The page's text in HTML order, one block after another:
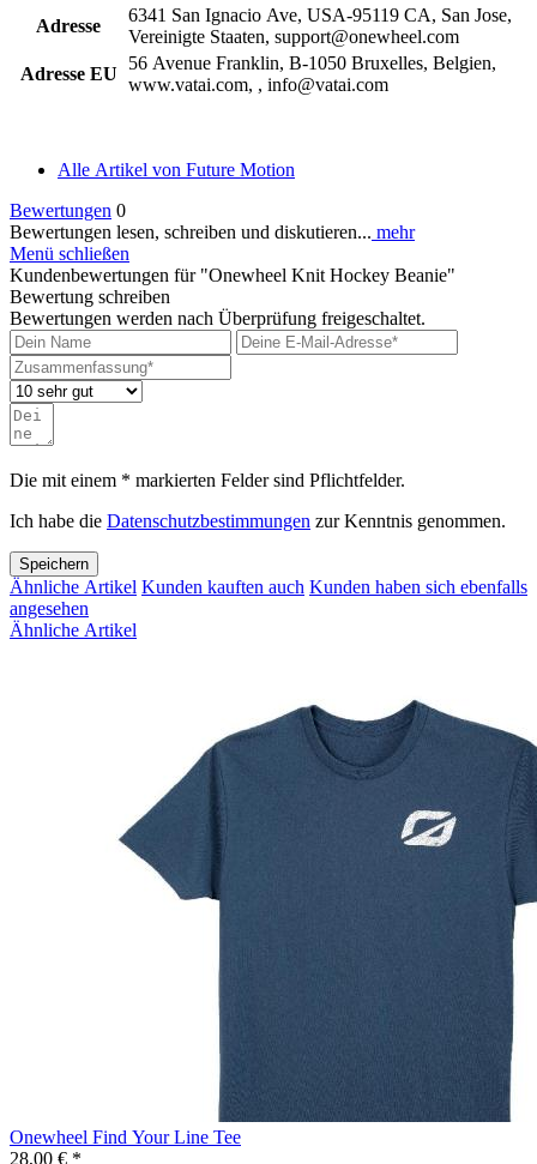
Adresse
6341 San Ignacio Ave, USA-95119 CA, San Jose,
Vereinigte Staaten, support@onewheel.com
Adresse EU
56 Avenue Franklin, B-1050 Bruxelles, Belgien,
www.vatai.com, , info@vatai.com
Alle Artikel von Future Motion
Bewertungen 0
Bewertungen lesen, schreiben und diskutieren... mehr
Menü schließen
Kundenbewertungen für "Onewheel Knit Hockey Beanie"
Bewertung schreiben
Bewertungen werden nach Überprüfung freigeschaltet.
Die mit einem * markierten Felder sind Pflichtfelder.
Ich habe die Datenschutzbestimmungen zur Kenntnis genommen.
Speichern
Ähnliche Artikel Kunden kauften auch Kunden haben sich ebenfalls
angesehen
Ähnliche Artikel
Onewheel Find Your Line Tee
28,00 € *